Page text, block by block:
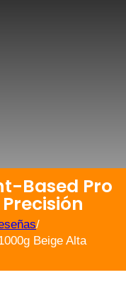
Based Pro
/
Beige Alta